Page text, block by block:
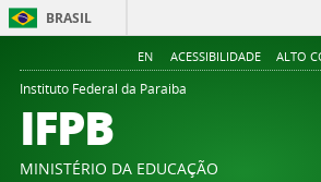
BRASIL
EN ACESSIBILIDADE ALTO
Instituto Federal da Paraiba
IFPB
MINISTÉRIO DA EDUCAÇÃO